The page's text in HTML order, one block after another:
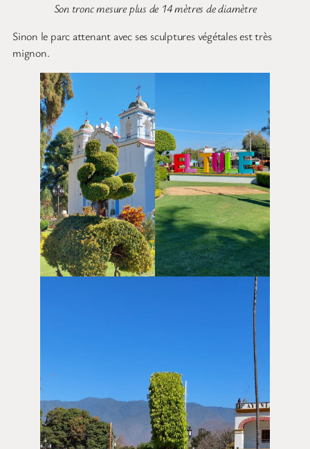
Son tronc mesure plus de 14 mètres de diamètre
Sinon le parc attenant avec ses sculptures végétales est très
mignon.